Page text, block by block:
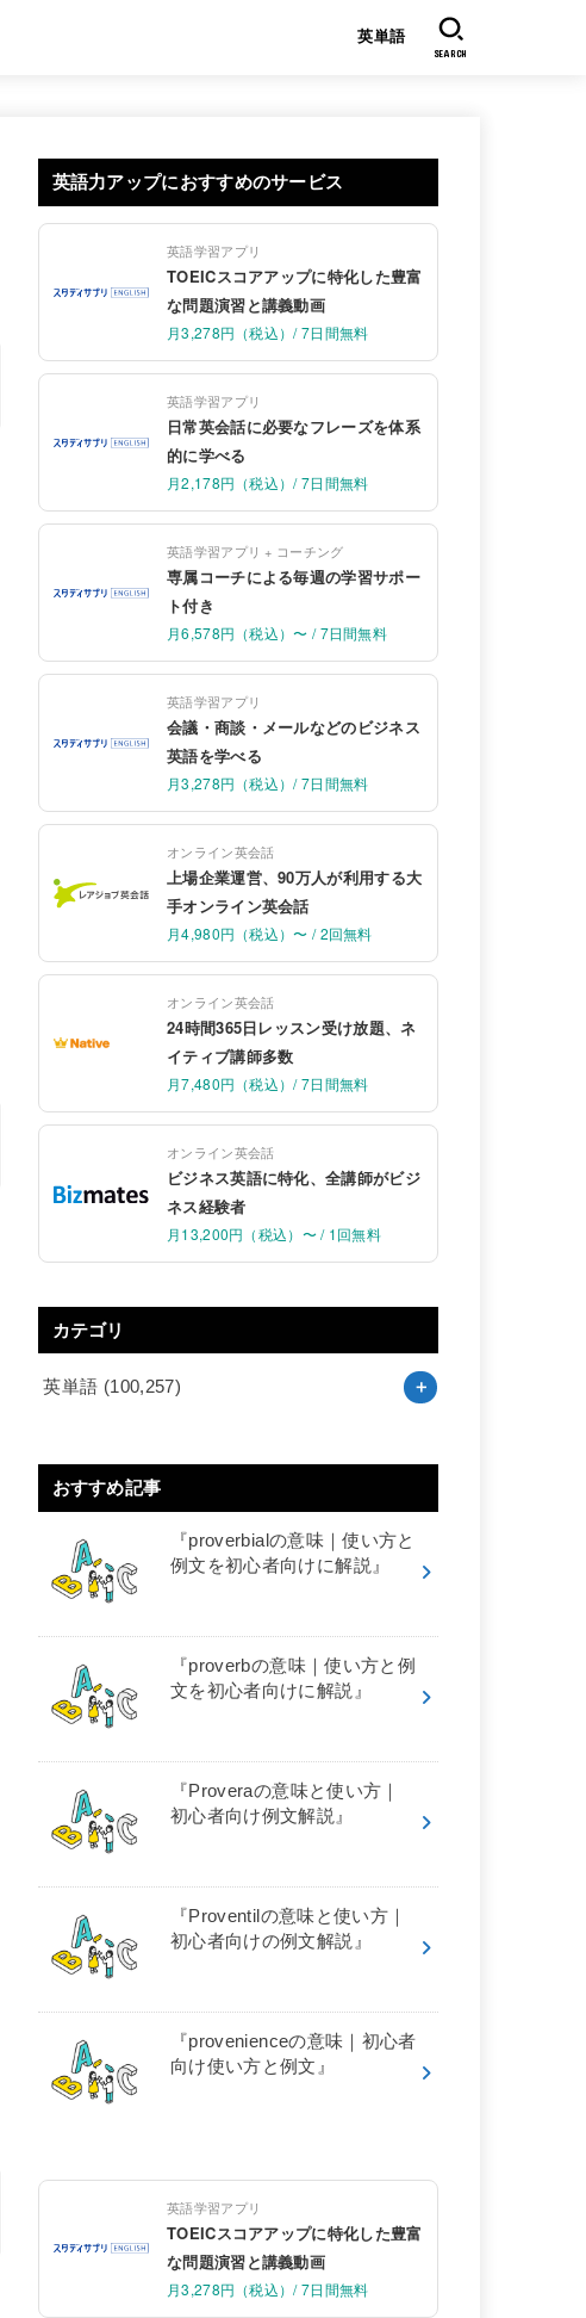
英単語
SEARCH
英語力アップにおすすめのサービス
英語学習アプリ
TOEICスコアアップに特化した豊富
な問題演習と講義動画
月3,278円（税込）/ 7日間無料
英語学習アプリ
日常英会話に必要なフレーズを体系
的に学べる
月2,178円（税込）/ 7日間無料
英語学習アプリ + コーチング
専属コーチによる毎週の学習サポー
ト付き
月6,578円（税込）〜 / 7日間無料
英語学習アプリ
会議・商談・メールなどのビジネス
英語を学べる
月3,278円（税込）/ 7日間無料
オンライン英会話
上場企業運営、90万人が利用する大
手オンライン英会話
月4,980円（税込）〜 / 2回無料
オンライン英会話
24時間365日レッスン受け放題、ネ
イティブ講師多数
月7,480円（税込）/ 7日間無料
オンライン英会話
ビジネス英語に特化、全講師がビジ
ネス経験者
月13,200円（税込）〜 / 1回無料
カテゴリ
英単語 (100,257)
おすすめ記事
『proverbialの意味｜使い方と
例文を初心者向けに解説』
『proverbの意味｜使い方と例
文を初心者向けに解説』
『Proveraの意味と使い方｜
初心者向け例文解説』
『Proventilの意味と使い方｜
初心者向けの例文解説』
『provenienceの意味｜初心者
向け使い方と例文』
英語学習アプリ
TOEICスコアアップに特化した豊富
な問題演習と講義動画
月3,278円（税込）/ 7日間無料